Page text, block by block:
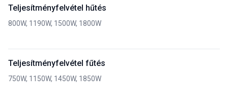
Teljesítményfelvétel hűtés
800W, 1190W, 1500W, 1800W
Teljesítményfelvétel fűtés
750W, 1150W, 1450W, 1850W